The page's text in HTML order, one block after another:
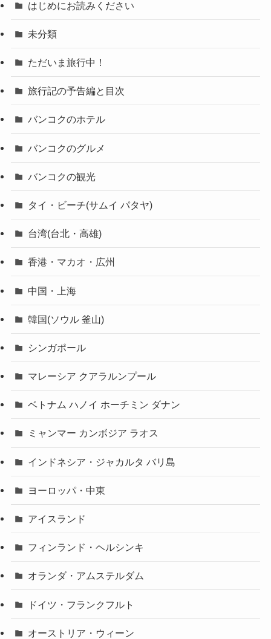
はじめにお読みください
未分類
ただいま旅行中！
旅行記の予告編と目次
バンコクのホテル
バンコクのグルメ
バンコクの観光
タイ・ビーチ(サムイ パタヤ)
台湾(台北・高雄)
香港・マカオ・広州
中国・上海
韓国(ソウル 釜山)
シンガポール
マレーシア クアラルンプール
ベトナム ハノイ ホーチミン ダナン
ミャンマー カンボジア ラオス
インドネシア・ジャカルタ バリ島
ヨーロッパ・中東
アイスランド
フィンランド・ヘルシンキ
オランダ・アムステルダム
ドイツ・フランクフルト
オーストリア・ウィーン